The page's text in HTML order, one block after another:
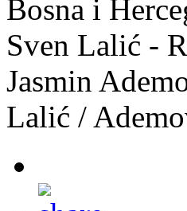
Bosna i
Sven Lalić -
Jasmin
Lalić /